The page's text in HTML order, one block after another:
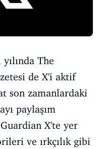
The
de X'i aktif
son zamanlardaki
paylaşım
X'te yer
ve ırkçılık gibi